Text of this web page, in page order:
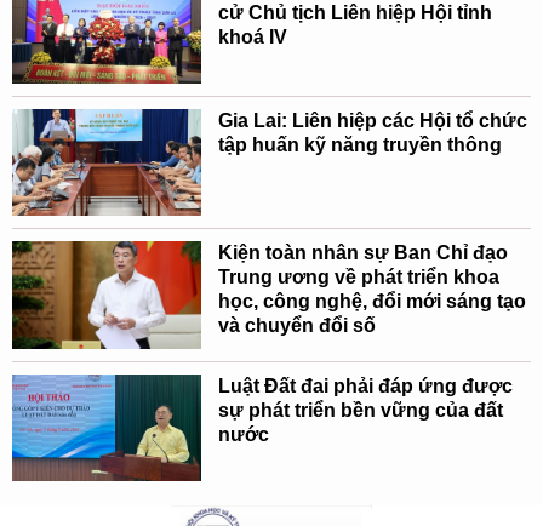
cử Chủ tịch Liên hiệp Hội tỉnh
khoá IV
Gia Lai: Liên hiệp các Hội tổ chức
tập huấn kỹ năng truyền thông
Kiện toàn nhân sự Ban Chỉ đạo
Trung ương về phát triển khoa
học, công nghệ, đổi mới sáng tạo
và chuyển đổi số
Luật Đất đai phải đáp ứng được
sự phát triển bền vững của đất
nước